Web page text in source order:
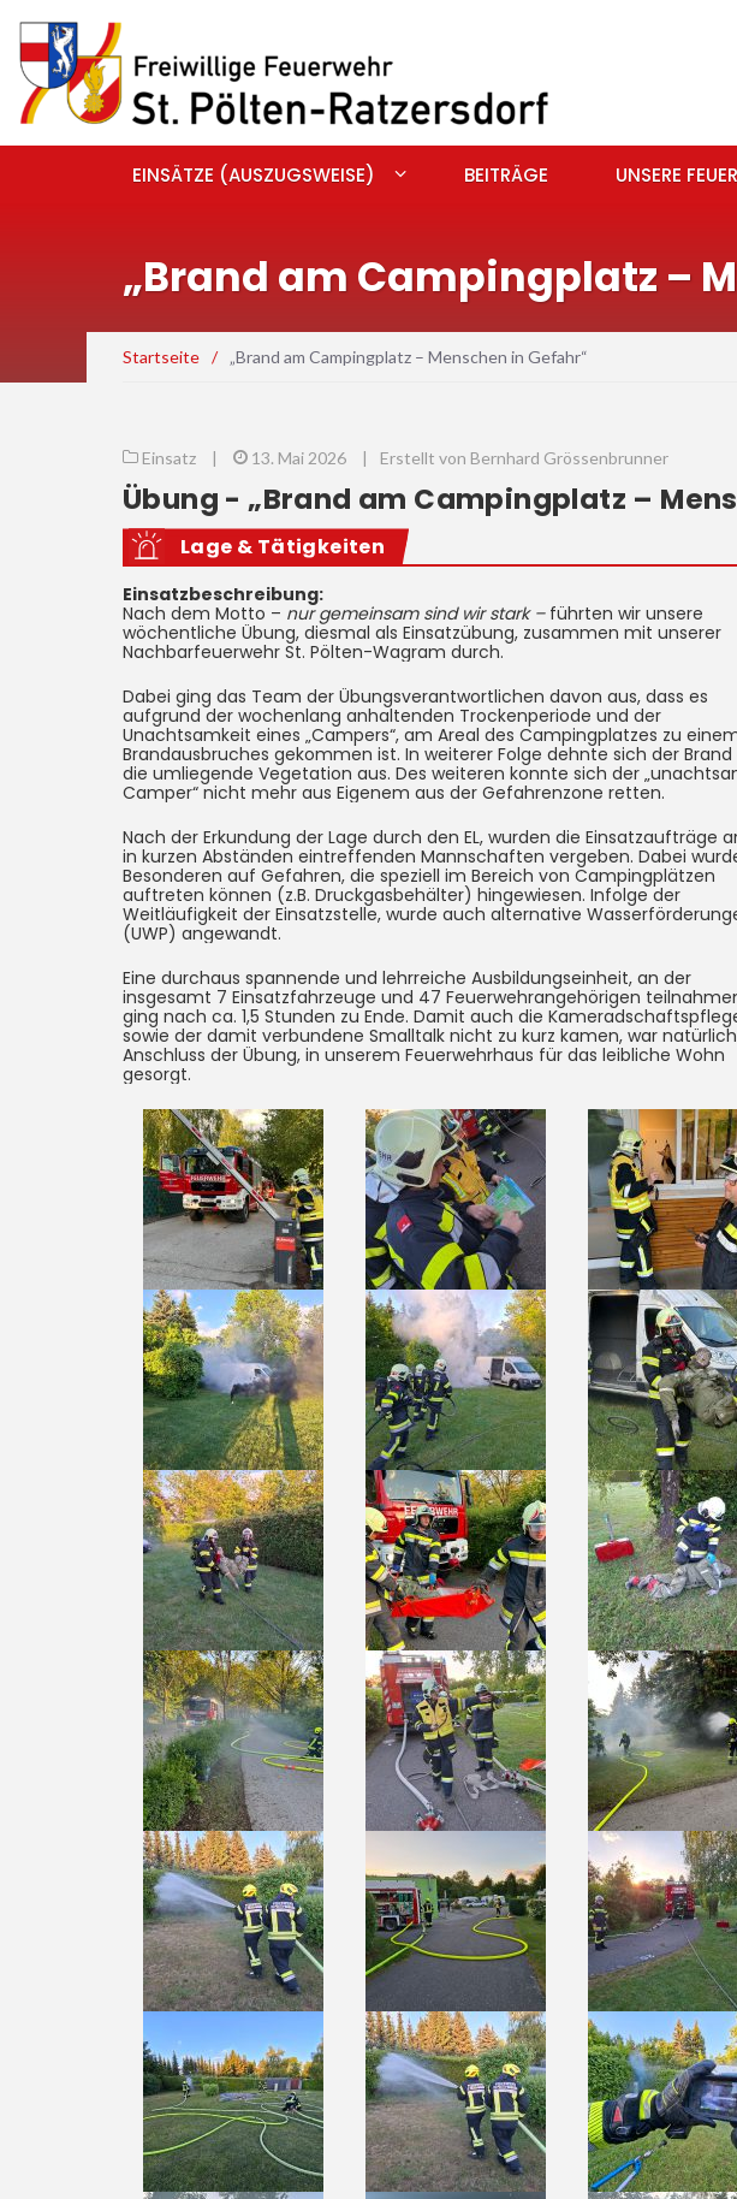
EINSÄTZE (AUSZUGSWEISE) BEITRÄGE UNSERE
„Brand am Campingplatz –
Startseite / „Brand am Campingplatz – Menschen in Gefahr“
Einsatz 13. Mai 2026 Erstellt von Bernhard Grössenbrunner
Übung - „Brand am Campingplatz –
Lage & Tätigkeiten
Einsatzbeschreibung:
Nach dem Motto – nur gemeinsam sind wir stark – führten wir unsere
wöchentliche Übung, diesmal als Einsatzübung, zusammen mit unserer
Nachbarfeuerwehr St. Pölten-Wagram durch.
Dabei ging das Team der Übungsverantwortlichen davon aus, dass es
aufgrund der wochenlang anhaltenden Trockenperiode und der
Unachtsamkeit eines „Campers“, am Areal des Campingplatzes zu
Brandausbruches gekommen ist. In weiterer Folge dehnte sich der
die umliegende Vegetation aus. Des weiteren konnte sich der
Camper“ nicht mehr aus Eigenem aus der Gefahrenzone retten.
Nach der Erkundung der Lage durch den EL, wurden die Einsatzaufträge
in kurzen Abständen eintreffenden Mannschaften vergeben. Dabei
Besonderen auf Gefahren, die speziell im Bereich von Campingplätzen
auftreten können (z.B. Druckgasbehälter) hingewiesen. Infolge der
Weitläufigkeit der Einsatzstelle, wurde auch alternative
(UWP) angewandt.
Eine durchaus spannende und lehrreiche Ausbildungseinheit, an der
insgesamt 7 Einsatzfahrzeuge und 47 Feuerwehrangehörigen
ging nach ca. 1,5 Stunden zu Ende. Damit auch die
sowie der damit verbundene Smalltalk nicht zu kurz kamen, war
Anschluss der Übung, in unserem Feuerwehrhaus für das leibliche Wohn
gesorgt.